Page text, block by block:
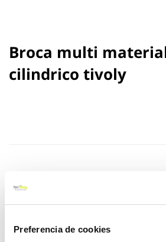
Preferencia de cookies
Broca multi
cilindrico tivoly
Saltar
al
comienzo
de